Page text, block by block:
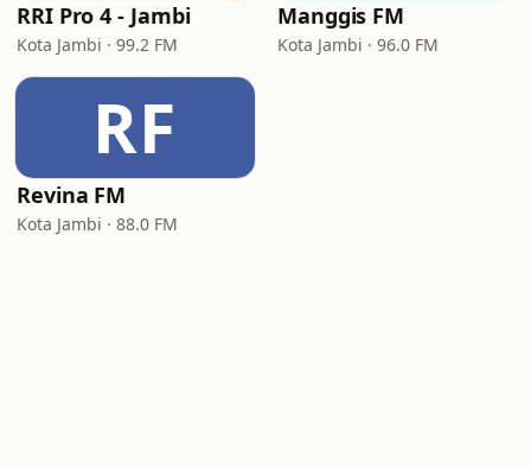
RRI Pro 4 - Jambi
Kota Jambi · 99.2 FM
Manggis FM
Kota Jambi · 96.0 FM
RF
Revina FM
Kota Jambi · 88.0 FM